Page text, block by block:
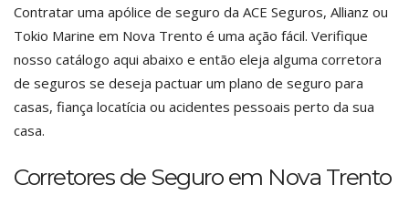
Contratar uma apólice de seguro da ACE Seguros, Allianz ou
Tokio Marine em Nova Trento é uma ação fácil. Verifique
nosso catálogo aqui abaixo e então eleja alguma corretora
de seguros se deseja pactuar um plano de seguro para
casas, fiança locatícia ou acidentes pessoais perto da sua
casa.
Corretores de Seguro em Nova Trento